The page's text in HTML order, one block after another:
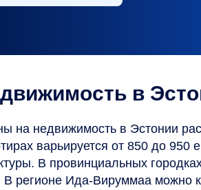
в
на недвижимость в Эстонии
варьируется от 850 до 950
В провинциальных
В регионе Ида-Вируммаа можно